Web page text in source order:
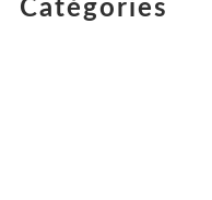
Catégories